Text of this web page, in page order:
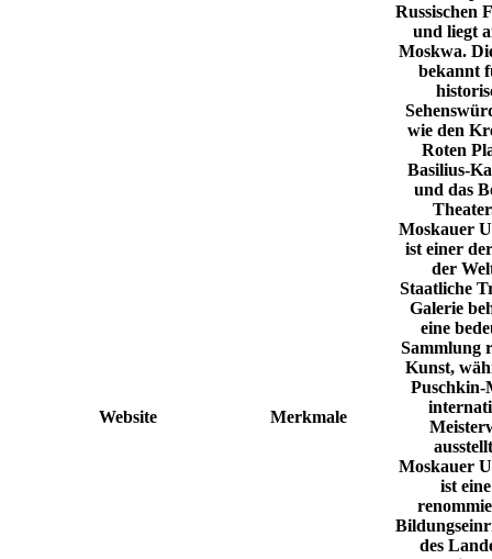
Website Merkmale
Russischen
und liegt
Moskwa.
bekannt
wie den
Roten
Basilius-
und das
Theater
Moskauer
ist einer
der
Staatliche
Galerie
eine
Sammlung
Kunst,
Puschkin-
Moskauer
ist
des